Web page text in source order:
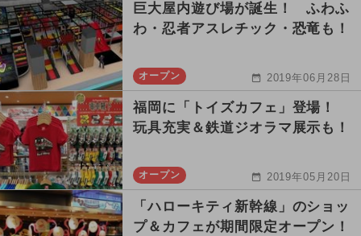
巨大屋内遊び場が誕生！ ふわふ
わ・忍者アスレチック・恐竜も！
オープン 2019年06月28日
福岡に「トイズカフェ」登場！
玩具充実＆鉄道ジオラマ展示も！
オープン 2019年05月20日
「ハローキティ新幹線」のショッ
プ＆カフェが期間限定オープン！